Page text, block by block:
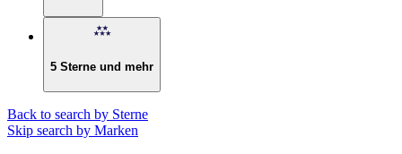
5 Sterne und mehr
Back to search by Sterne
Skip search by Marken